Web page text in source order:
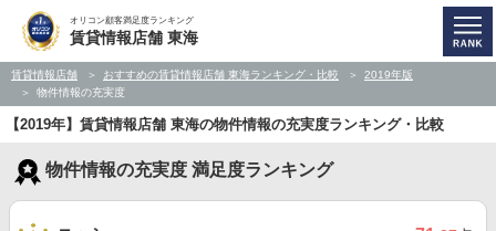
オリコン顧客満足度ランキング
賃貸情報店舗 東海
賃貸情報店舗 おすすめの賃貸情報店舗 東海ランキング・比較
2019年版
物件情報の充実度
【2019年】賃貸情報店舗 東海の物件情報の充実度ランキング・比較
物件情報の充実度 満足度ランキング